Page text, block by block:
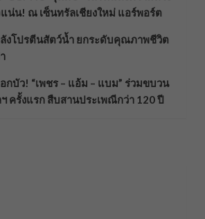
น่น! ณ เซ็นทรัลเชียงใหม่ แอร์พอร์ต
งโปรตีนสัตว์น้ำ ยกระดับคุณภาพชีวิต
กบัว! “เพชร – แอ้ม – แบม” ร่วมขบวน
ครั้งแรก สืบสานประเพณีกว่า 120 ปี